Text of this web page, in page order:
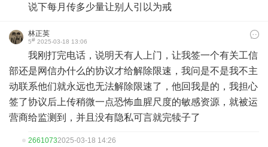
说下每月传多少量让别人引以为戒
林正英
5# 2025-03-18 13:06
我刚打完电话，说明天有人上门，让我签一个有关工信
部还是网信办什么的协议才给解除限速，我问是不是我不主
动联系他们就永远也无法解除限速了，他回我是的，我担心
签了协议后上传稍微一点恐怖血腥尺度的敏感资源，就被运
营商给监测到，并且没有隐私可言就完犊子了
26610732025-03-18 14:26